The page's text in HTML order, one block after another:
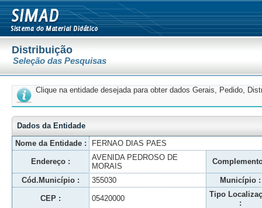
Distribuição
Seleção das Pesquisas
Clique na entidade desejada para obter dados Gerais, Pedido,
Dados da Entidade
Nome da Entidade :
FERNAO DIAS PAES
Endereço :
AVENIDA PEDROSO DE
MORAIS
Cód.Município : 355030 Município :
CEP : 05420000
Tipo
: